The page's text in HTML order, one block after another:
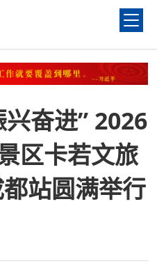
奋进” 2026
区卡若文旅
站圆满举行